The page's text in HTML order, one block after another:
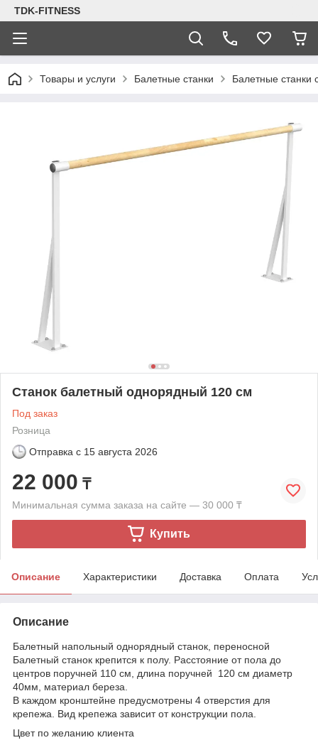
TDK-FITNESS
Товары и услуги Балетные станки Балетные
Станок балетный однорядный 120 см
Под заказ
Розница
Отправка с 15 августа 2026
22 000 ₸
Минимальная сумма заказа на сайте — 30 000 ₸
Купить
Описание Характеристики Доставка Оплата
Описание
Балетный напольный однорядный станок, переносной
Балетный станок крепится к полу. Расстояние от пола до
центров поручней 110 см, длина поручней 120 см диаметр
40мм, материал береза.
В каждом кронштейне предусмотрены 4 отверстия для
крепежа. Вид крепежа зависит от конструкции пола.
Цвет по желанию клиента